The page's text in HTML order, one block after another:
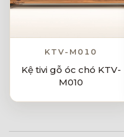
KTV-M010
Kệ tivi gỗ óc chó KTV-
M010